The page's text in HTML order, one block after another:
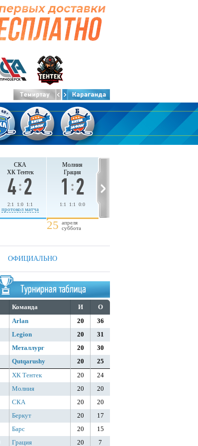
СКА
ХК Тентек
2:1 1:0 1:1
протокол матча
Молния
Грация
1:1 1:1 0:0
25 апреля
суббота
ОФИЦИАЛЬНО
Команда И
О
Arlan 20
36
Legion 20
31
Металлург 20
30
Qutqarushy 20
25
ХК Тентек 20
24
Молния 20
20
СКА 20
20
Беркут 20
17
Барс 20
15
Грация 20
7